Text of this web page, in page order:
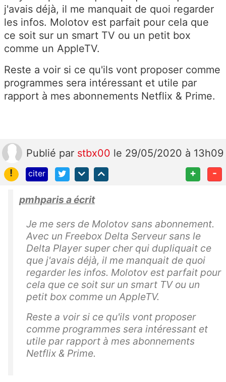
j'avais déjà, il me manquait de quoi regarder
les infos. Molotov est parfait pour cela que
ce soit sur un smart TV ou un petit box
comme un AppleTV.
Reste a voir si ce qu'ils vont proposer comme
programmes sera intéressant et utile par
rapport à mes abonnements Netflix & Prime.
Publié par stbx00 le 29/05/2020 à 13h09
!
citer + -
pmhparis a écrit
Je me sers de Molotov sans abonnement.
Avec un Freebox Delta Serveur sans le
Delta Player super cher qui dupliquait ce
que j'avais déjà, il me manquait de quoi
regarder les infos. Molotov est parfait pour
cela que ce soit sur un smart TV ou un
petit box comme un AppleTV.
Reste a voir si ce qu'ils vont proposer
comme programmes sera intéressant et
utile par rapport à mes abonnements
Netflix & Prime.